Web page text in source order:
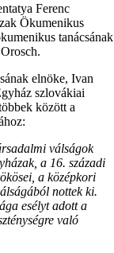
Ferenc
Ökumenikus
tanácsának
elnöke, Ivan
szlovákiai
között a
válságok
a 16. századi
a középkori
nottek ki.
esélyt adott a
való